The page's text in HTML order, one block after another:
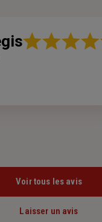
Note
Voir tous les avis
Laisser un avis